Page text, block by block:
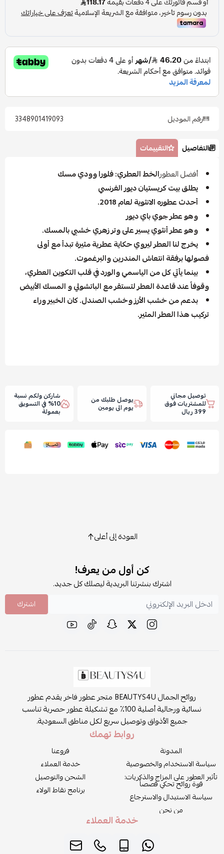
رقم الموديل 3348901419093
التفاصيل التقييمات
أفضل العطورالخط العطري: فلورا وودي مسك
يطلق بيت كريستيان ديور الفرنسي
أحدث عطوره الانثوية لعام 2018.
وهو عطر جوي باي ديور
وهو عطر أنثوي يسير على وتر زهري خشبي بالمسك.
يخرج لنا العطر ليروي حكاية عطرية مثيرة تبدأ مع أولى
فصولها برفقة انتعاش المندرين والبرغموت.
بينما يأتي كل من الياسمي والورد في قلب التكوين العطري،
وقوفاً عند قاعدة العطر لتستقر مع الباتشولي و المسك الأبيض
بدعم من خشب الأرز وخشب الصندل. كان الخبير وراء
تركيب هذا العطر المثير.
توصيل مجاني
للمشتريات فوق
399 ريال
يوصل طلبك من
يوم الى يومين
شاركن ولكم نسبة
10% في التسويق
بعمولة
العودة إلى أعلى
كن أول من يعرف!
اشترك بنشرتنا البريدية ليصلك كل جديد.
اشترك
روائح الجمال BEAUTYS4U متجر عطور فاخر يقدم عطور
نسائية ورجالية أصلية 100٪ مع تشكيلة عطور حصرية تناسب
جميع الأذواق وتوصيل سريع لكل مناطق السعودية.
روابط تهمك
المدونة
سياسة الاستخدام والخصوصية
تأثير العطور على المزاج والذكريات:
قوة روائح تحكي قصصاً
سياسة الاستبدال والاسترجاع
من نحن
فروعنا
خدمة العملاء
الشحن والتوصيل
برنامج نقاط الولاء
خدمة العملاء